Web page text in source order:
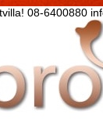
08-6400880